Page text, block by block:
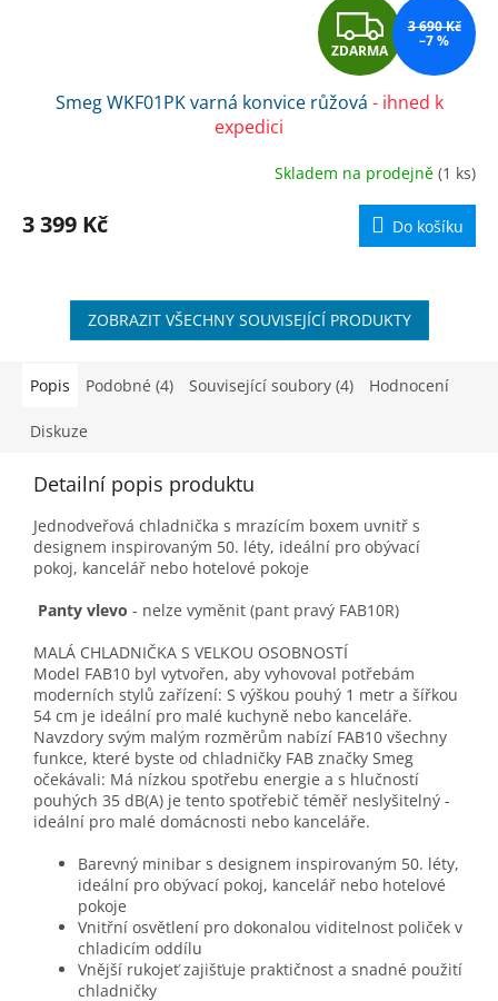
Z
D
A
R
M
A
ZDARMA
3 690 Kč
–7 %
Smeg WKF01PK varná konvice růžová - ihned k
expedici
Skladem na prodejně (1 ks)
3 399 Kč Do košíku
ZOBRAZIT VŠECHNY SOUVISEJÍCÍ PRODUKTY
Popis Podobné (4) Související soubory (4) Hodnocení
Diskuze
Detailní popis produktu
Jednodveřová chladnička s mrazícím boxem uvnitř s
designem inspirovaným 50. léty, ideální pro obývací
pokoj, kancelář nebo hotelové pokoje
Panty vlevo - nelze vyměnit (pant pravý FAB10R)
MALÁ CHLADNIČKA S VELKOU OSOBNOSTÍ
Model FAB10 byl vytvořen, aby vyhovoval potřebám
moderních stylů zařízení: S výškou pouhý 1 metr a šířkou
54 cm je ideální pro malé kuchyně nebo kanceláře.
Navzdory svým malým rozměrům nabízí FAB10 všechny
funkce, které byste od chladničky FAB značky Smeg
očekávali: Má nízkou spotřebu energie a s hlučností
pouhých 35 dB(A) je tento spotřebič téměř neslyšitelný -
ideální pro malé domácnosti nebo kanceláře.
Barevný minibar s designem inspirovaným 50. léty,
ideální pro obývací pokoj, kancelář nebo hotelové
pokoje
Vnitřní osvětlení pro dokonalou viditelnost poliček v
chladicím oddílu
Vnější rukojeť zajišťuje praktičnost a snadné použití
chladničky